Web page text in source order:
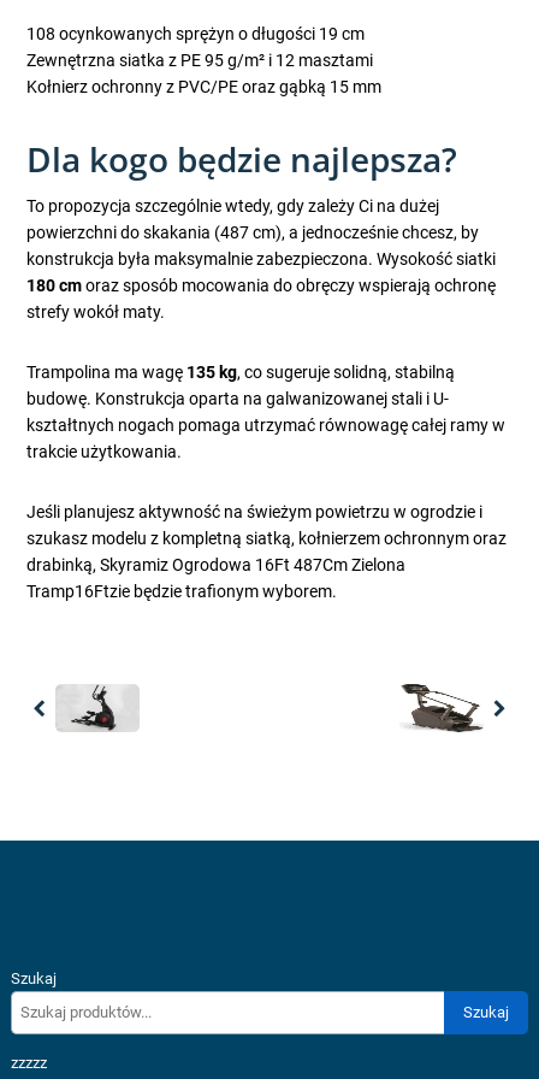
108 ocynkowanych sprężyn o długości 19 cm
Zewnętrzna siatka z PE 95 g/m² i 12 masztami
Kołnierz ochronny z PVC/PE oraz gąbką 15 mm
Dla kogo będzie najlepsza?
To propozycja szczególnie wtedy, gdy zależy Ci na dużej
powierzchni do skakania (487 cm), a jednocześnie chcesz, by
konstrukcja była maksymalnie zabezpieczona. Wysokość siatki
180 cmoraz sposób mocowania do obręczy wspierają ochronę
strefy wokół maty.
Trampolina ma wagę 135 kg, co sugeruje solidną, stabilną
budowę. Konstrukcja oparta na galwanizowanej stali i U-
kształtnych nogach pomaga utrzymać równowagę całej ramy w
trakcie użytkowania.
Jeśli planujesz aktywność na świeżym powietrzu w ogrodzie i
szukasz modelu z kompletną siatką, kołnierzem ochronnym oraz
drabinką, Skyramiz Ogrodowa 16Ft 487Cm Zielona
Tramp16Ftzie będzie trafionym wyborem.
Szukaj
Szukaj
zzzzz